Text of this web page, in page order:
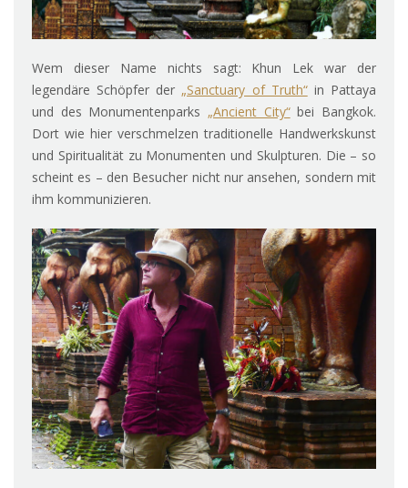
Wem dieser Name nichts sagt: Khun Lek war der
legendäre Schöpfer der „Sanctuary of Truth“in Pattaya
und des Monumentenparks „Ancient City“bei Bangkok.
Dort wie hier verschmelzen traditionelle Handwerkskunst
und Spiritualität zu Monumenten und Skulpturen. Die – so
scheint es – den Besucher nicht nur ansehen, sondern mit
ihm kommunizieren.